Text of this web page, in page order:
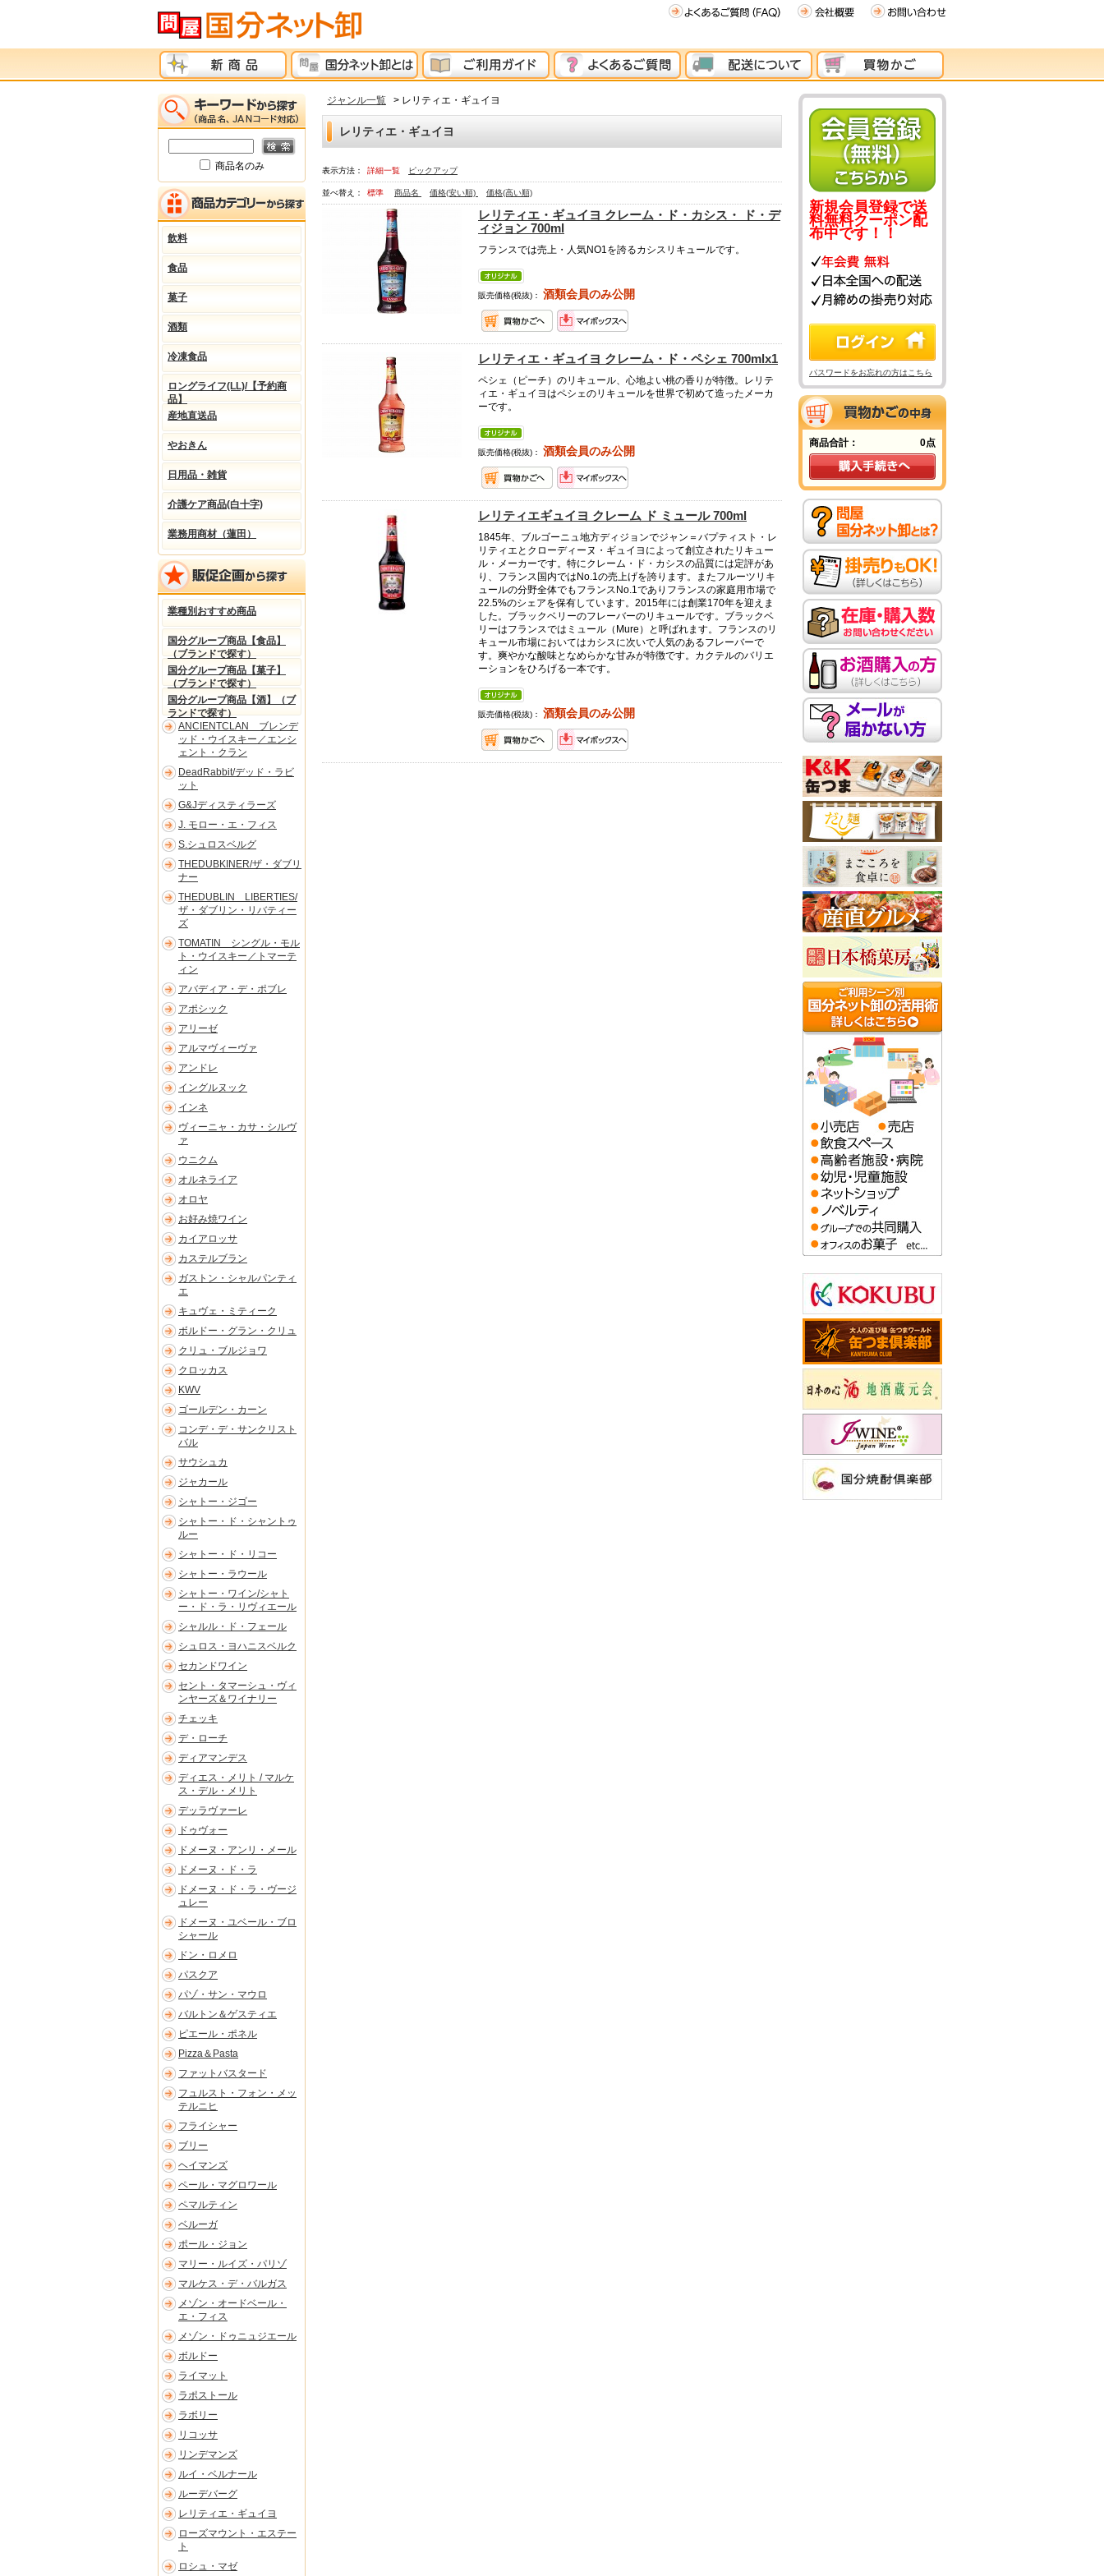
ジャンル一覧 > レリティエ・ギュイヨ
レリティエ・ギュイヨ
表示方法： 詳細一覧 ピックアップ
並べ替え： 標準 商品名 価格(安い順) 価格(高い順)
レリティエ・ギュイヨ クレーム・ド・カシス・ ド・デ
ィジョン 700ml
フランスでは売上・人気NO1を誇るカシスリキュールです。
販売価格(税抜)： 酒類会員のみ公開
レリティエ・ギュイヨ クレーム・ド・ペシェ 700mlx1
ペシェ（ピーチ）のリキュール、心地よい桃の香りが特徴。レリテ
ィエ・ギュイヨはペシェのリキュールを世界で初めて造ったメーカ
ーです。
販売価格(税抜)： 酒類会員のみ公開
レリティエギュイヨ クレーム ド ミュール 700ml
1845年、ブルゴーニュ地方ディジョンでジャン＝バプティスト・レ
リティエとクローディーヌ・ギュイヨによって創立されたリキュー
ル・メーカーです。特にクレーム・ド・カシスの品質には定評があ
り、フランス国内ではNo.1の売上げを誇ります。またフルーツリキ
ュールの分野全体でもフランスNo.1でありフランスの家庭用市場で
22.5%のシェアを保有しています。2015年には創業170年を迎えま
した。ブラックベリーのフレーバーのリキュールです。ブラックベ
リーはフランスではミュール（Mure）と呼ばれます。フランスのリ
キュール市場においてはカシスに次いで人気のあるフレーバーで
す。爽やかな酸味となめらかな甘みが特徴です。カクテルのバリエ
ーションをひろげる一本です。
販売価格(税抜)： 酒類会員のみ公開
商品名のみ
飲料
食品
菓子
酒類
冷凍食品
ロングライフ(LL)/【予約商
品】
産地直送品
やおきん
日用品・雑貨
介護ケア商品(白十字)
業務用商材（蓮田）
業種別おすすめ商品
国分グループ商品【食品】
（ブランドで探す）
国分グループ商品【菓子】
（ブランドで探す）
国分グループ商品【酒】（ブ
ランドで探す）
ANCIENTCLAN ブレンデ
ッド・ウイスキー／エンシ
ェント・クラン
DeadRabbit/デッド・ラビ
ット
G&Jディスティラーズ
J. モロー・エ・フィス
S.シュロスベルグ
THEDUBKINER/ザ・ダブリ
ナー
THEDUBLIN LIBERTIES/
ザ・ダブリン・リバティー
ズ
TOMATIN シングル・モル
ト・ウイスキー／トマーテ
ィン
アバディア・デ・ポブレ
アポシック
アリーゼ
アルマヴィーヴァ
アンドレ
イングルヌック
インネ
ヴィーニャ・カサ・シルヴ
ァ
ウニクム
オルネライア
オロヤ
お好み焼ワイン
カイアロッサ
カステルブラン
ガストン・シャルパンティ
エ
キュヴェ・ミティーク
ボルドー・グラン・クリュ
クリュ・ブルジョワ
クロッカス
KWV
ゴールデン・カーン
コンデ・デ・サンクリスト
バル
サウシュカ
ジャカール
シャトー・ジゴー
シャトー・ド・シャントゥ
ルー
シャトー・ド・リコー
シャトー・ラウール
シャトー・ワイン/シャト
ー・ド・ラ・リヴィエール
シャルル・ド・フェール
シュロス・ヨハニスベルク
セカンドワイン
セント・タマーシュ・ヴィ
ンヤーズ＆ワイナリー
チェッキ
デ・ローチ
ディアマンデス
ディエス・メリト / マルケ
ス・デル・メリト
デッラヴァーレ
ドゥヴォー
ドメーヌ・アンリ・メール
ドメーヌ・ド・ラ
ドメーヌ・ド・ラ・ヴージ
ュレー
ドメーヌ・ユベール・ブロ
シャール
ドン・ロメロ
パスクア
パゾ・サン・マウロ
バルトン＆ゲスティエ
ピエール・ポネル
Pizza＆Pasta
ファットバスタード
フュルスト・フォン・メッ
テルニヒ
フライシャー
ブリー
ヘイマンズ
ペール・マグロワール
ペマルティン
ベルーガ
ポール・ジョン
マリー・ルイズ・パリゾ
マルケス・デ・バルガス
メゾン・オードベール・
エ・フィス
メゾン・ドゥニュジエール
ボルドー
ライマット
ラポストール
ラボリー
リコッサ
リンデマンズ
ルイ・ベルナール
ルーデバーグ
レリティエ・ギュイヨ
ローズマウント・エステー
ト
ロシュ・マゼ
新規会員登録で送
料無料クーポン配
布中です！！
パスワードをお忘れの方はこちら
商品合計： 0点